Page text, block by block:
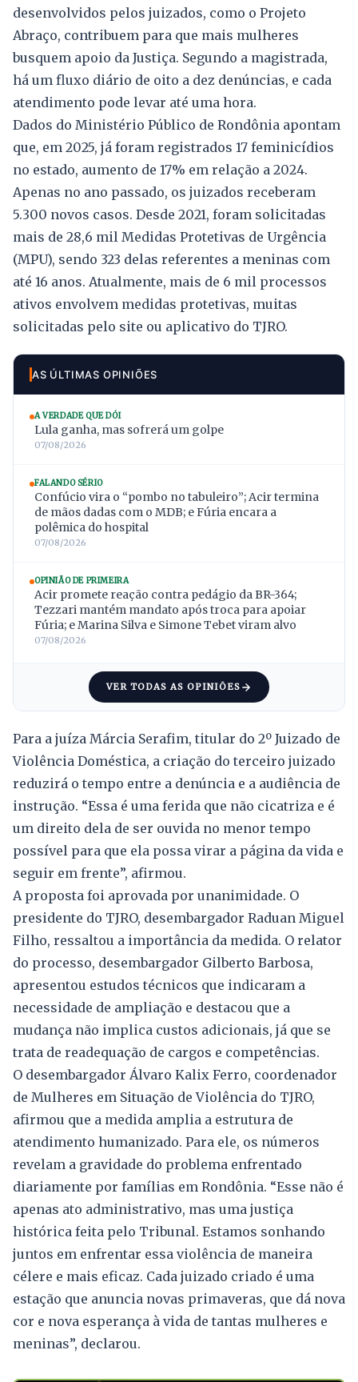
desenvolvidos pelos juizados, como o Projeto
Abraço, contribuem para que mais mulheres
busquem apoio da Justiça. Segundo a magistrada,
há um fluxo diário de oito a dez denúncias, e cada
atendimento pode levar até uma hora.
Dados do Ministério Público de Rondônia apontam
que, em 2025, já foram registrados 17 feminicídios
no estado, aumento de 17% em relação a 2024.
Apenas no ano passado, os juizados receberam
5.300 novos casos. Desde 2021, foram solicitadas
mais de 28,6 mil Medidas Protetivas de Urgência
(MPU), sendo 323 delas referentes a meninas com
até 16 anos. Atualmente, mais de 6 mil processos
ativos envolvem medidas protetivas, muitas
solicitadas pelo site ou aplicativo do TJRO.
AS ÚLTIMAS OPINIÕES
A VERDADE QUE DÓI
Lula ganha, mas sofrerá um golpe
07/08/2026
FALANDO SÉRIO
Confúcio vira o “pombo no tabuleiro”; Acir termina
de mãos dadas com o MDB; e Fúria encara a
polêmica do hospital
07/08/2026
OPINIÃO DE PRIMEIRA
Acir promete reação contra pedágio da BR-364;
Tezzari mantém mandato após troca para apoiar
Fúria; e Marina Silva e Simone Tebet viram alvo
07/08/2026
VER TODAS AS OPINIÕES
Para a juíza Márcia Serafim, titular do 2º Juizado de
Violência Doméstica, a criação do terceiro juizado
reduzirá o tempo entre a denúncia e a audiência de
instrução. “Essa é uma ferida que não cicatriza e é
um direito dela de ser ouvida no menor tempo
possível para que ela possa virar a página da vida e
seguir em frente”, afirmou.
A proposta foi aprovada por unanimidade. O
presidente do TJRO, desembargador Raduan Miguel
Filho, ressaltou a importância da medida. O relator
do processo, desembargador Gilberto Barbosa,
apresentou estudos técnicos que indicaram a
necessidade de ampliação e destacou que a
mudança não implica custos adicionais, já que se
trata de readequação de cargos e competências.
O desembargador Álvaro Kalix Ferro, coordenador
de Mulheres em Situação de Violência do TJRO,
afirmou que a medida amplia a estrutura de
atendimento humanizado. Para ele, os números
revelam a gravidade do problema enfrentado
diariamente por famílias em Rondônia. “Esse não é
apenas ato administrativo, mas uma justiça
histórica feita pelo Tribunal. Estamos sonhando
juntos em enfrentar essa violência de maneira
célere e mais eficaz. Cada juizado criado é uma
estação que anuncia novas primaveras, que dá nova
cor e nova esperança à vida de tantas mulheres e
meninas”, declarou.